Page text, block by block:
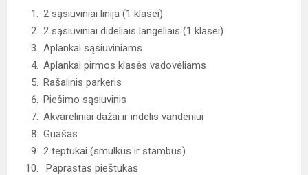
2 sąsiuviniai linija (1 klasei)
2 sąsiuviniai dideliais langeliais (1 klasei)
Aplankai sąsiuviniams
Aplankai pirmos klasės vadovėliams
Rašalinis parkeris
Piešimo sąsiuvinis
Akvareliniai dažai ir indelis vandeniui
Guašas
2 teptukai (smulkus ir stambus)
Paprastas pieštukas